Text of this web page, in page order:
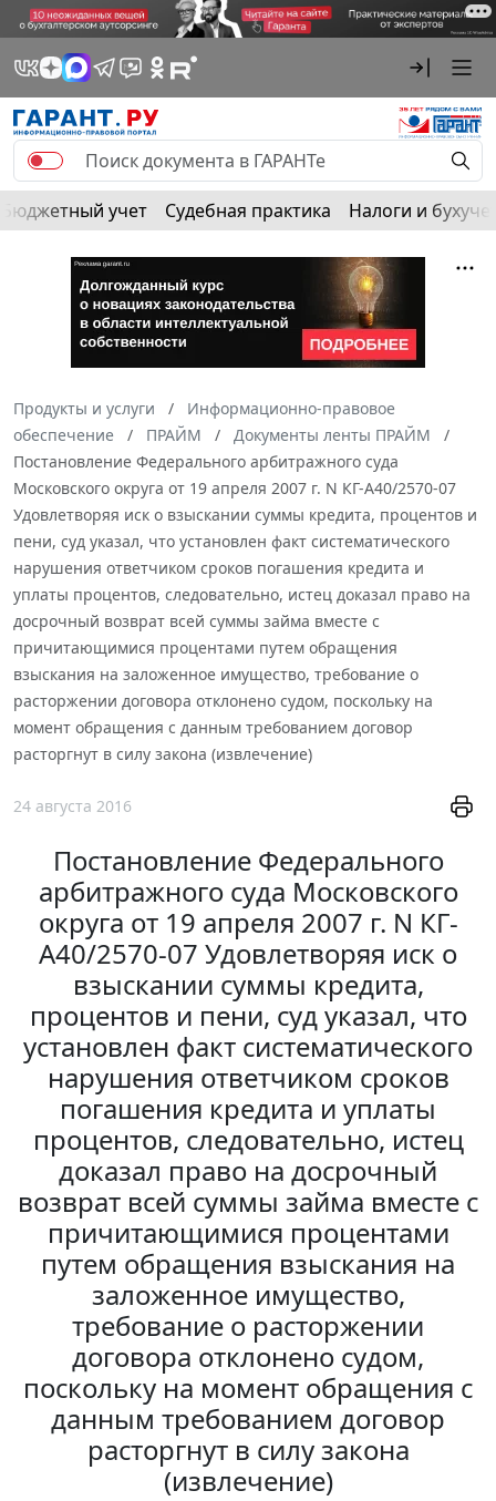
Бюджетный учет Судебная практика Налоги и
Продукты и услуги
Информационно-правовое
обеспечение
ПРАЙМ
Документы ленты ПРАЙМ
Постановление Федерального арбитражного суда
Московского округа от 19 апреля 2007 г. N КГ-А40/2570-07
Удовлетворяя иск о взыскании суммы кредита, процентов и
пени, суд указал, что установлен факт систематического
нарушения ответчиком сроков погашения кредита и
уплаты процентов, следовательно, истец доказал право на
досрочный возврат всей суммы займа вместе с
причитающимися процентами путем обращения
взыскания на заложенное имущество, требование о
расторжении договора отклонено судом, поскольку на
момент обращения с данным требованием договор
расторгнут в силу закона (извлечение)
24 августа 2016
Постановление Федерального
арбитражного суда Московского
округа от 19 апреля 2007 г. N КГ-
А40/2570-07 Удовлетворяя иск о
взыскании суммы кредита,
процентов и пени, суд указал, что
установлен факт систематического
нарушения ответчиком сроков
погашения кредита и уплаты
процентов, следовательно, истец
доказал право на досрочный
возврат всей суммы займа вместе с
причитающимися процентами
путем обращения взыскания на
заложенное имущество,
требование о расторжении
договора отклонено судом,
поскольку на момент обращения с
данным требованием договор
расторгнут в силу закона
(извлечение)